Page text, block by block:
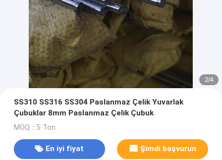
2/4
SS310 SS316 SS304 Paslanmaz Çelik Yuvarlak
Çubuklar 8mm Paslanmaz Çelik Çubuk
MOQ：5 Ton
En iyi fiyat Şimdi başvurun